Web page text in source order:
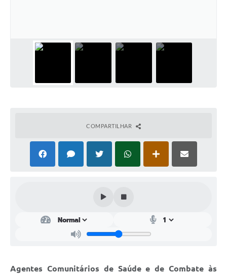
COMPARTILHAR
Agentes Comunitários de Saúde e de Combate às